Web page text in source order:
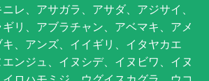
レ、アサガラ、アサダ、アジサイ、
リ、アブラチャン、アベマキ、アメ
、アンズ、イイギリ、イタヤカエ
ンジュ、イヌシデ、イヌビワ、イヌ